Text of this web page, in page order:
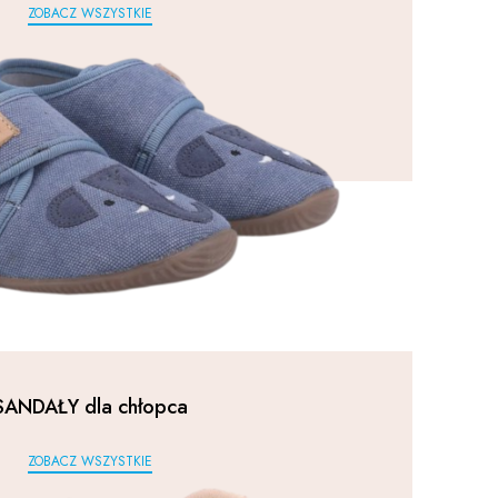
ZOBACZ WSZYSTKIE
dla chłopca
ZOBACZ WSZYSTKIE